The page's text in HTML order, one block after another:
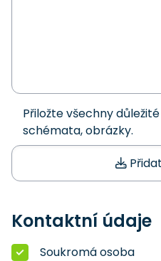
Přiložte všechny
schémata, obrázky.
Kontaktní údaje
Soukromá osoba